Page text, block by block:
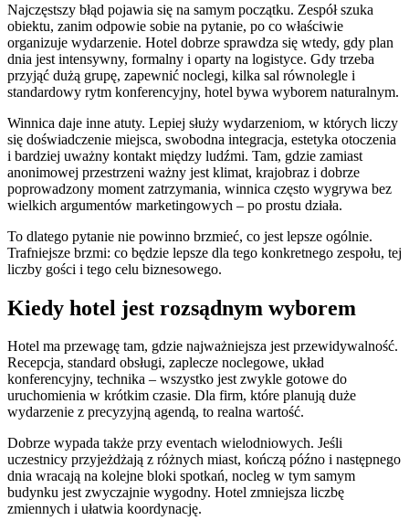
Najczęstszy błąd pojawia się na samym początku. Zespół szuka
obiektu, zanim odpowie sobie na pytanie, po co właściwie
organizuje wydarzenie. Hotel dobrze sprawdza się wtedy, gdy plan
dnia jest intensywny, formalny i oparty na logistyce. Gdy trzeba
przyjąć dużą grupę, zapewnić noclegi, kilka sal równolegle i
standardowy rytm konferencyjny, hotel bywa wyborem naturalnym.
Winnica daje inne atuty. Lepiej służy wydarzeniom, w których liczy
się doświadczenie miejsca, swobodna integracja, estetyka otoczenia
i bardziej uważny kontakt między ludźmi. Tam, gdzie zamiast
anonimowej przestrzeni ważny jest klimat, krajobraz i dobrze
poprowadzony moment zatrzymania, winnica często wygrywa bez
wielkich argumentów marketingowych – po prostu działa.
To dlatego pytanie nie powinno brzmieć, co jest lepsze ogólnie.
Trafniejsze brzmi: co będzie lepsze dla tego konkretnego zespołu, tej
liczby gości i tego celu biznesowego.
Kiedy hotel jest rozsądnym wyborem
Hotel ma przewagę tam, gdzie najważniejsza jest przewidywalność.
Recepcja, standard obsługi, zaplecze noclegowe, układ
konferencyjny, technika – wszystko jest zwykle gotowe do
uruchomienia w krótkim czasie. Dla firm, które planują duże
wydarzenie z precyzyjną agendą, to realna wartość.
Dobrze wypada także przy eventach wielodniowych. Jeśli
uczestnicy przyjeżdżają z różnych miast, kończą późno i następnego
dnia wracają na kolejne bloki spotkań, nocleg w tym samym
budynku jest zwyczajnie wygodny. Hotel zmniejsza liczbę
zmiennych i ułatwia koordynację.